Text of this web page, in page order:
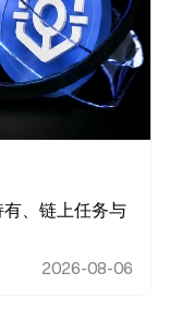
、链上任务与
2026-08-06